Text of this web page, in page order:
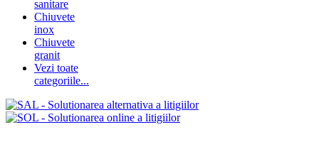
sanitare
Chiuvete
inox
Chiuvete
granit
Vezi toate
categoriile...